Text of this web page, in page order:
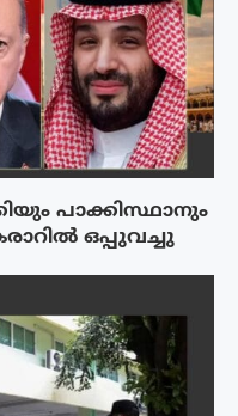
പാക്കിസ്ഥാനും
ഒപ്പുവച്ചു